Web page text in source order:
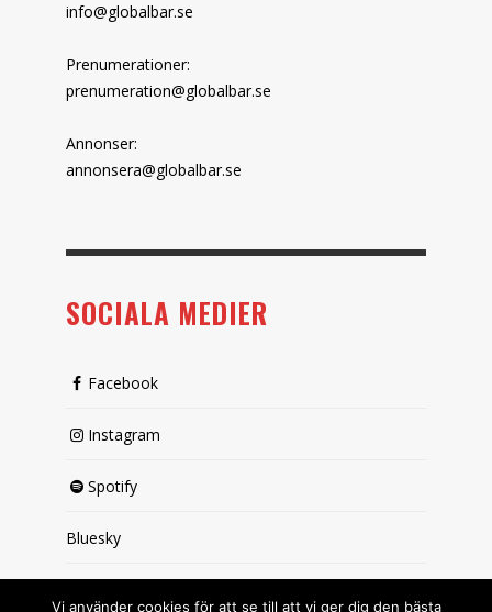
info@globalbar.se
Prenumerationer:
prenumeration@globalbar.se
Annonser:
annonsera@globalbar.se
SOCIALA MEDIER
Facebook
Instagram
Spotify
Bluesky
Vi använder cookies för att se till att vi ger dig den bästa